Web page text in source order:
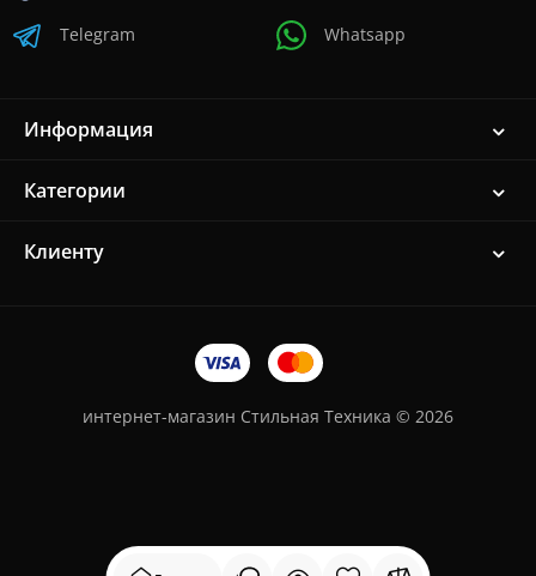
Telegram Whatsapp
Информация
Категории
Клиенту
интернет-магазин Стильная Техника © 2026